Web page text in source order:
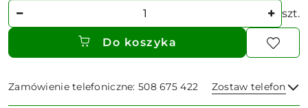
Ilość szt.
Do koszyka
Zamówienie telefoniczne: 508 675 422 Zostaw telefon